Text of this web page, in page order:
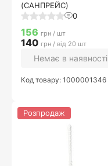
(САНПРЕЙС)
0
156 грн / шт
140 грн / від 20 шт
Немає в наявності
Код товару: 1000001346
Розпродаж